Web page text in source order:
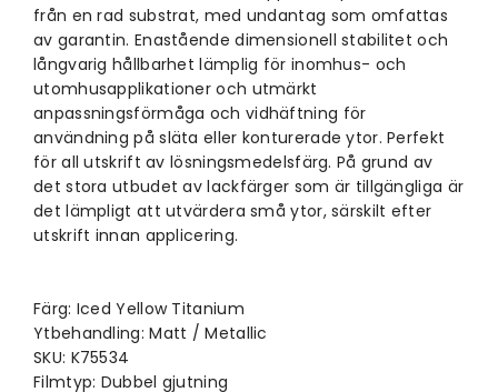
från en rad substrat, med undantag som omfattas
av garantin. Enastående dimensionell stabilitet och
långvarig hållbarhet lämplig för inomhus- och
utomhusapplikationer och utmärkt
anpassningsförmåga och vidhäftning för
användning på släta eller konturerade ytor. Perfekt
för all utskrift av lösningsmedelsfärg. På grund av
det stora utbudet av lackfärger som är tillgängliga är
det lämpligt att utvärdera små ytor, särskilt efter
utskrift innan applicering.
Färg: Iced Yellow Titanium
Ytbehandling: Matt / Metallic
SKU: K75534
Filmtyp: Dubbel gjutning